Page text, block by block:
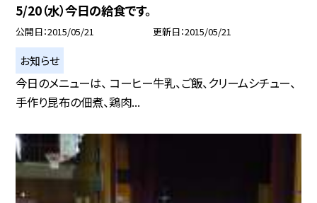
5/20（水）今日の給食です。
公開日 2015/05/21 更新日 2015/05/21
お知らせ
今日のメニューは、 コーヒー牛乳、ご飯、クリームシチュー、
手作り昆布の佃煮、鶏肉...